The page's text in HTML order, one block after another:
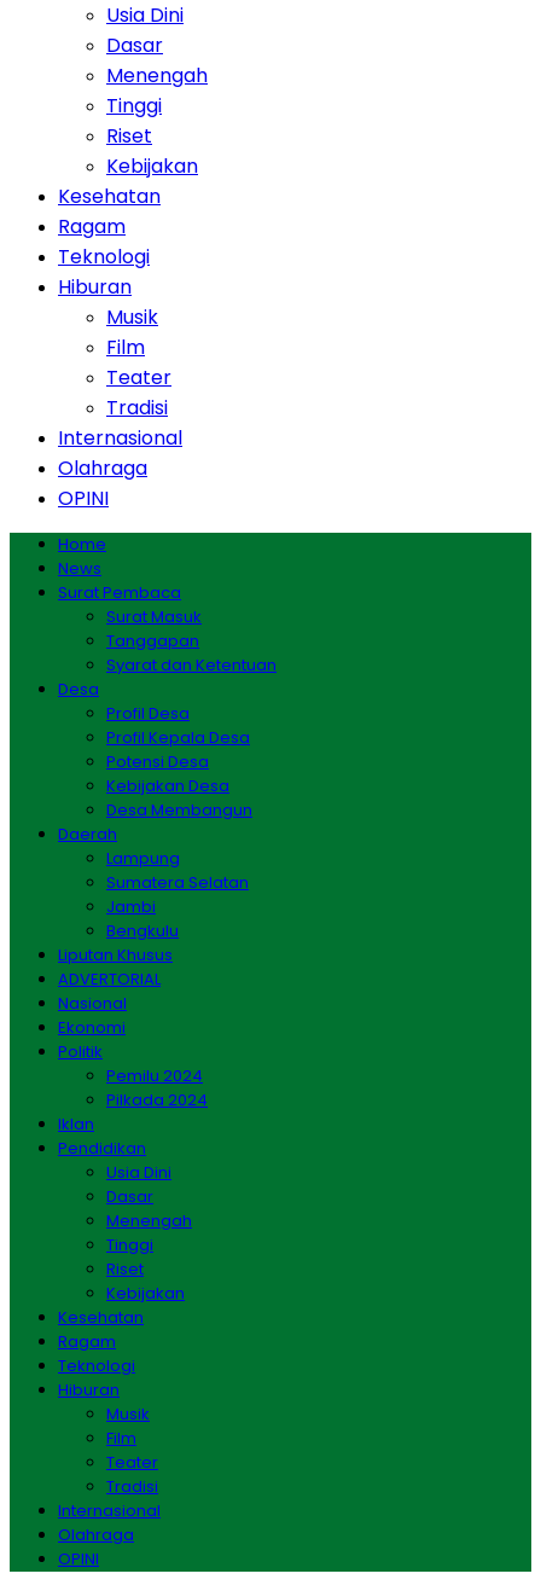
Usia Dini
Dasar
Menengah
Tinggi
Riset
Kebijakan
Kesehatan
Ragam
Teknologi
Hiburan
Musik
Film
Teater
Tradisi
Internasional
Olahraga
OPINI
Home
News
Surat Pembaca
Surat Masuk
Tanggapan
Syarat dan Ketentuan
Desa
Profil Desa
Profil Kepala Desa
Potensi Desa
Kebijakan Desa
Desa Membangun
Daerah
Lampung
Sumatera Selatan
Jambi
Bengkulu
Liputan Khusus
ADVERTORIAL
Nasional
Ekonomi
Politik
Pemilu 2024
Pilkada 2024
Iklan
Pendidikan
Usia Dini
Dasar
Menengah
Tinggi
Riset
Kebijakan
Kesehatan
Ragam
Teknologi
Hiburan
Musik
Film
Teater
Tradisi
Internasional
Olahraga
OPINI